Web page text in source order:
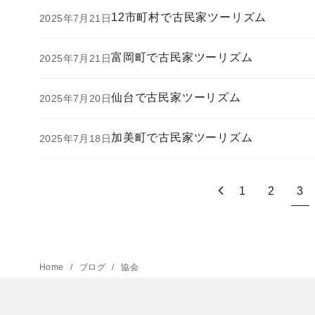
2025年7月21日12市町村で古民家ツーリズム
2025年7月21日富岡町で古民家ツーリズム
2025年7月20日仙台で古民家ツーリズム
2025年7月18日加美町で古民家ツーリズム
1 2 3
Home ブログ 協会